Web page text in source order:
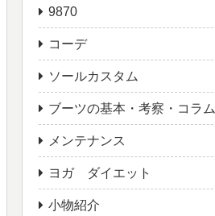
9870
コーデ
ソールカスタム
ブーツの基本・考察・コラム
メンテナンス
ヨガ ダイエット
小物紹介